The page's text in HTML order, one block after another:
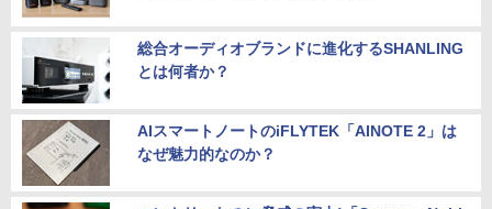
総合オーディオブランドに進化するSHANLING
とは何者か？
AIスマートノートのiFLYTEK「AINOTE 2」は
なぜ魅力的なのか？